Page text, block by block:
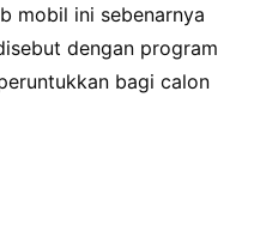
mobil ini sebenarnya
dengan program
bagi calon